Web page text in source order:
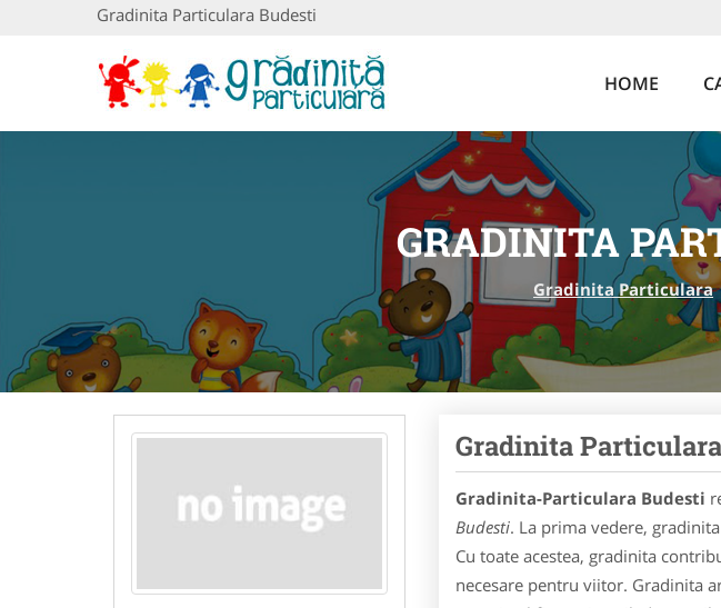
Gradinita Particulara Budesti
HOME
GRADINITA
Gradinita Particulara
Gradinita
Gradinita-Particulara Budesti
Budesti. La prima vedere,
Cu toate acestea, gradinita
necesare pentru viitor. Gradinita